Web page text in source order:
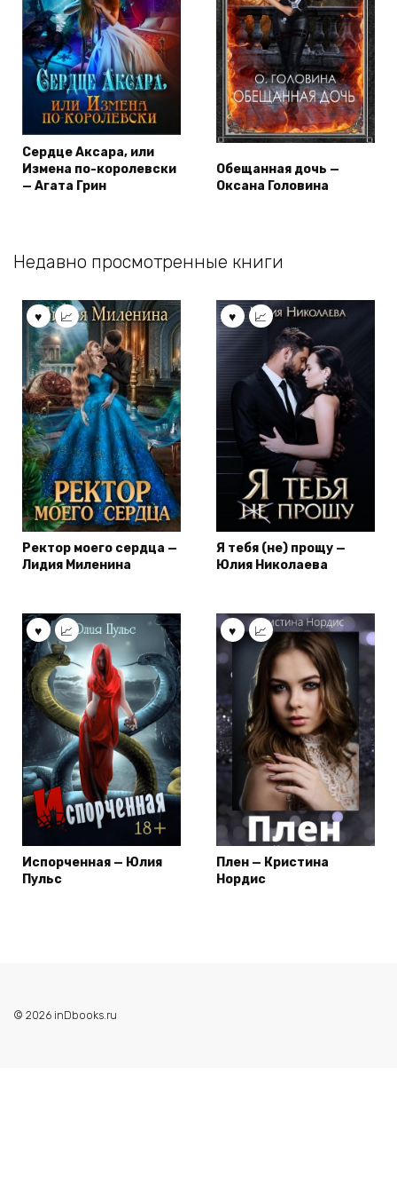
Сердце Аксара, или
Измена по-королевски
— Агата Грин
Обещанная дочь —
Оксана Головина
Недавно просмотренные книги
Ректор моего сердца —
Лидия Миленина
Я тебя (не) прощу —
Юлия Николаева
Испорченная — Юлия
Пульс
Плен — Кристина
Нордис
© 2026 inDbooks.ru